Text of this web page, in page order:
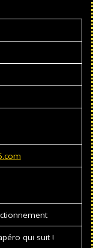
qui suit !